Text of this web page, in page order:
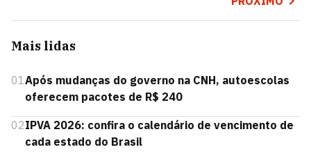
Mais lidas
01Após mudanças do governo na CNH, autoescolas
oferecem pacotes de R$ 240
02IPVA 2026: confira o calendário de vencimento de
cada estado do Brasil